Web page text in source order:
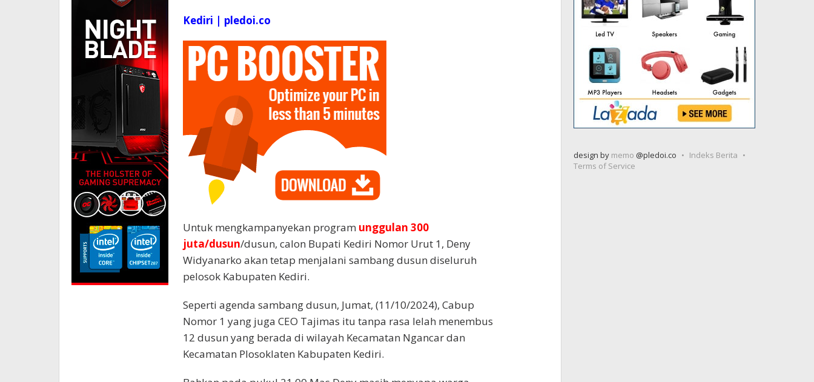
Kediri | pledoi.co
Untuk mengkampanyekan program unggulan 300
juta/dusun/dusun, calon Bupati Kediri Nomor Urut 1, Deny
Widyanarko akan tetap menjalani sambang dusun diseluruh
pelosok Kabupaten Kediri.
Seperti agenda sambang dusun, Jumat, (11/10/2024), Cabup
Nomor 1 yang juga CEO Tajimas itu tanpa rasa lelah menembus
12 dusun yang berada di wilayah Kecamatan Ngancar dan
Kecamatan Plosoklaten Kabupaten Kediri.
design by memo @pledoi.co
Indeks Berita
Terms of Service